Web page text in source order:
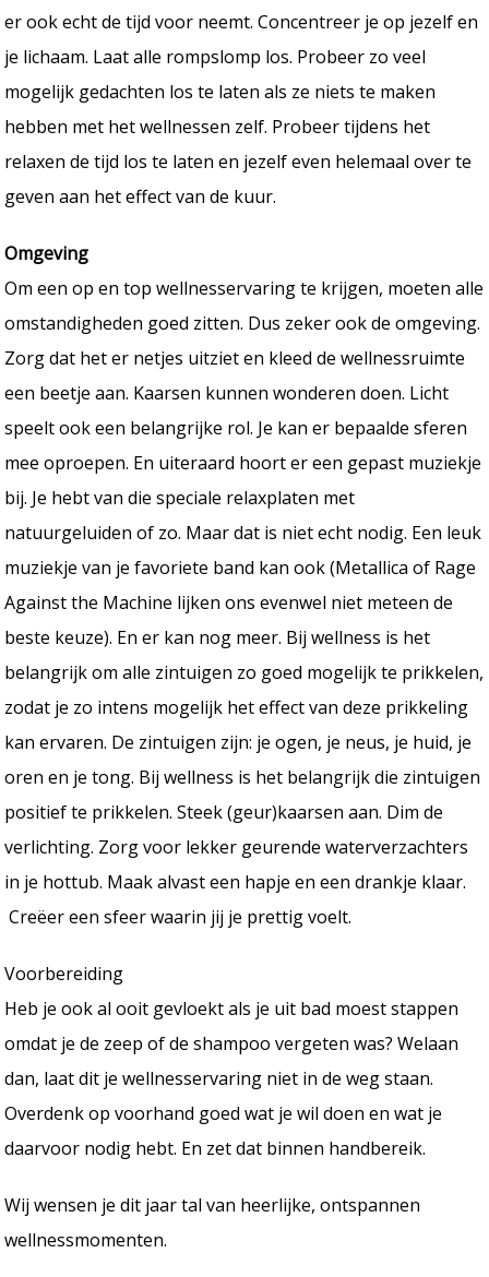
er ook echt de tijd voor neemt. Concentreer je op jezelf en
je lichaam. Laat alle rompslomp los. Probeer zo veel
mogelijk gedachten los te laten als ze niets te maken
hebben met het wellnessen zelf. Probeer tijdens het
relaxen de tijd los te laten en jezelf even helemaal over te
geven aan het effect van de kuur.
Omgeving
Om een op en top wellnesservaring te krijgen, moeten alle
omstandigheden goed zitten. Dus zeker ook de omgeving.
Zorg dat het er netjes uitziet en kleed de wellnessruimte
een beetje aan. Kaarsen kunnen wonderen doen. Licht
speelt ook een belangrijke rol. Je kan er bepaalde sferen
mee oproepen. En uiteraard hoort er een gepast muziekje
bij. Je hebt van die speciale relaxplaten met
natuurgeluiden of zo. Maar dat is niet echt nodig. Een leuk
muziekje van je favoriete band kan ook (Metallica of Rage
Against the Machine lijken ons evenwel niet meteen de
beste keuze). En er kan nog meer. Bij wellness is het
belangrijk om alle zintuigen zo goed mogelijk te prikkelen,
zodat je zo intens mogelijk het effect van deze prikkeling
kan ervaren. De zintuigen zijn: je ogen, je neus, je huid, je
oren en je tong. Bij wellness is het belangrijk die zintuigen
positief te prikkelen. Steek (geur)kaarsen aan. Dim de
verlichting. Zorg voor lekker geurende waterverzachters
in je hottub. Maak alvast een hapje en een drankje klaar.
Creëer een sfeer waarin jij je prettig voelt.
Voorbereiding
Heb je ook al ooit gevloekt als je uit bad moest stappen
omdat je de zeep of de shampoo vergeten was? Welaan
dan, laat dit je wellnesservaring niet in de weg staan.
Overdenk op voorhand goed wat je wil doen en wat je
daarvoor nodig hebt. En zet dat binnen handbereik.
Wij wensen je dit jaar tal van heerlijke, ontspannen
wellnessmomenten.